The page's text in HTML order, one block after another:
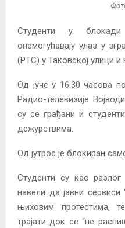
Студенти у
онемогућавају улаз у
(РТС) у Таковској улици
Од јуче у 16.30 часова
Радио-телевизије
су се грађани и
дежурствима.
Од јутрос је блокиран
Студенти су као
навели да јавни сервиси
њиховим протестима,
трајати док се “не